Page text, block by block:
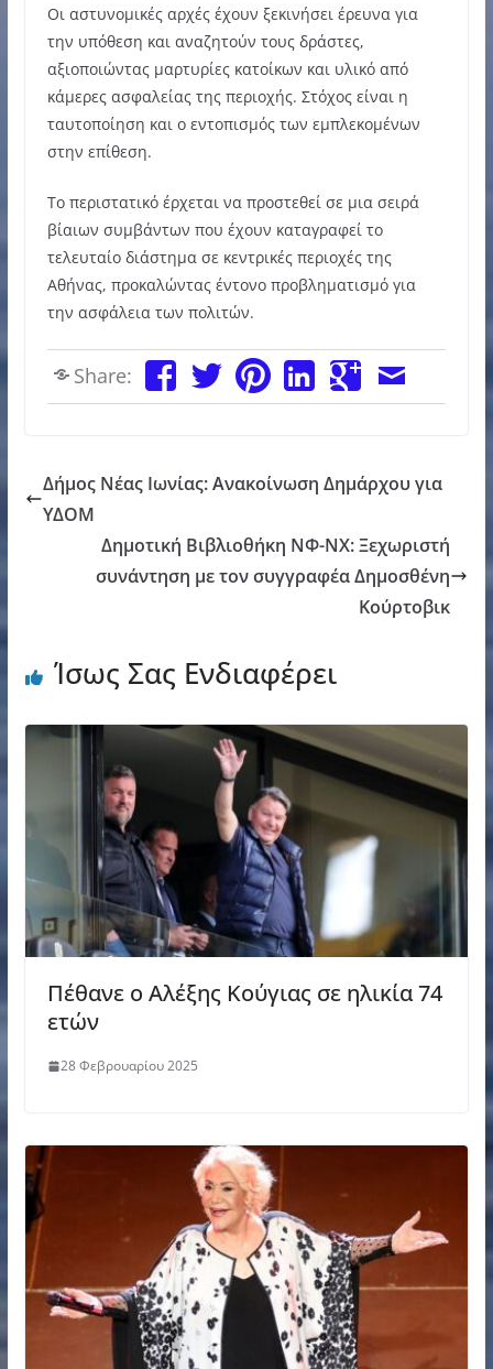
Οι αστυνομικές αρχές έχουν ξεκινήσει έρευνα για
την υπόθεση και αναζητούν τους δράστες,
αξιοποιώντας μαρτυρίες κατοίκων και υλικό από
κάμερες ασφαλείας της περιοχής. Στόχος είναι η
ταυτοποίηση και ο εντοπισμός των εμπλεκομένων
στην επίθεση.
Το περιστατικό έρχεται να προστεθεί σε μια σειρά
βίαιων συμβάντων που έχουν καταγραφεί το
τελευταίο διάστημα σε κεντρικές περιοχές της
Αθήνας, προκαλώντας έντονο προβληματισμό για
την ασφάλεια των πολιτών.
Share:
Δήμος Νέας Ιωνίας: Ανακοίνωση Δημάρχου για
ΥΔΟΜ
Δημοτική Βιβλιοθήκη ΝΦ-ΝΧ: Ξεχωριστή
συνάντηση με τον συγγραφέα Δημοσθένη
Κούρτοβικ
Ίσως Σας Ενδιαφέρει
Πέθανε ο Αλέξης Κούγιας σε ηλικία 74
ετών
28 Φεβρουαρίου 2025